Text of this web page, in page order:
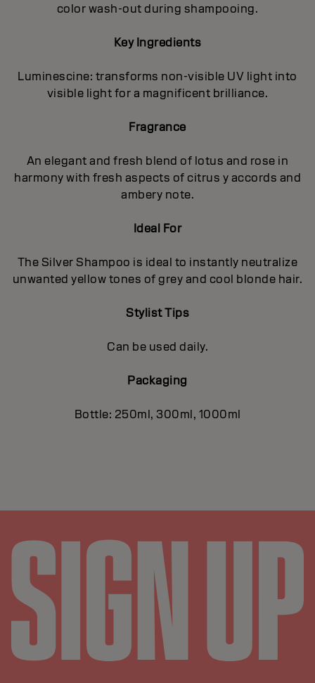
color wash-out during shampooing.
Key Ingredients
Luminescine: transforms non-visible UV light into
visible light for a magnificent brilliance.
Fragrance
An elegant and fresh blend of lotus and rose in
harmony with fresh aspects of citrus y accords and
ambery note.
Ideal For
The Silver Shampoo is ideal to instantly neutralize
unwanted yellow tones of grey and cool blonde hair.
Stylist Tips
Can be used daily.
Packaging
Bottle: 250ml, 300ml, 1000ml